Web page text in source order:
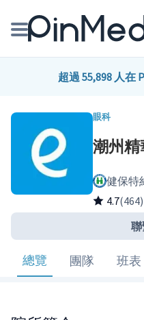
線上預約醫師、院所
醫師專欄專訪
健康主題館
我
超過 55,898 人在
眼科
潮州
健保特
4.7(464)
總覽 團隊 班表